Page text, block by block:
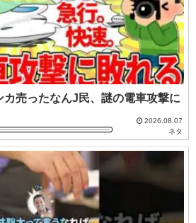
カ売ったなんJ民、謎の電車攻撃に
2026.08.07
ネタ